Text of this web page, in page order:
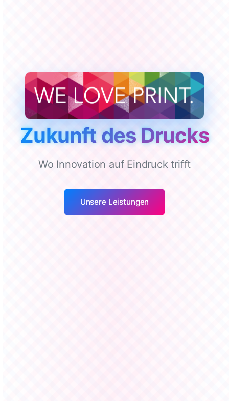
Zukunft desDrucks
Wo Innovation auf Eindruck trifft
Unsere Leistungen